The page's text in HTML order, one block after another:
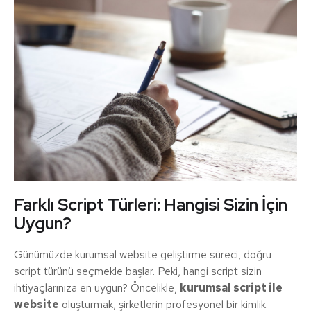
Farklı Script Türleri: Hangisi Sizin İçin
Uygun?
Günümüzde kurumsal website geliştirme süreci, doğru
script türünü seçmekle başlar. Peki, hangi script sizin
ihtiyaçlarınıza en uygun? Öncelikle, kurumsal script ile
website oluşturmak, şirketlerin profesyonel bir kimlik